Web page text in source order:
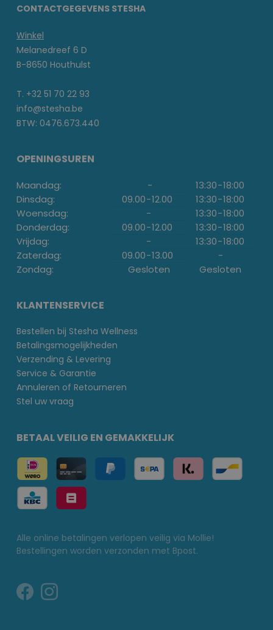
CONTACTGEGEVENS STESHA
Winkel
Melanedreef 6 D
B-8650 Houthulst
T. +32 51 70 22 93
info@stesha.be
BTW: 0476.673.440
OPENINGSUREN
Maandag: - 13:30-18:00
Dinsdag:
09.00-12.00 13:30-18:00
Woensdag:
- 13:30-18:00
Donderdag:
09.00-12.00 13:30-18:00
Vrijdag:
- 13:30-18:00
Zaterdag:
09.00-13.00
-
Zondag:
Gesloten Gesloten
KLANTENSERVICE
Bestellen bij Stesha Wellness
Betalingsmogelijkheden
Verzending & Levering
Service & Garantie
Annuleren of Retourneren
Stel uw vraag
BETAAL VEILIG EN GEMAKKELIJK
Alle online betalingen verlopen veilig via Mollie!
Bestellingen worden verzonden met Bpost.